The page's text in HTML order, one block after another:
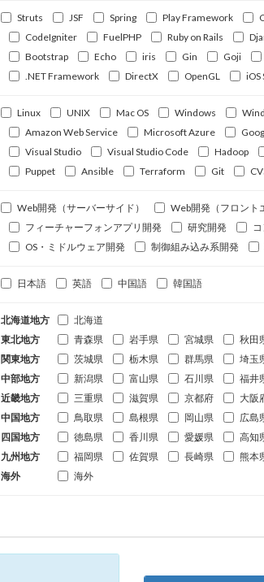
Struts JSF Spring Play Framework
CodeIgniter
FuelPHP Ruby on Rails
Bootstrap
Echo iris Gin Goji
.NET Framework
DirectX OpenGL iOS
Linux UNIX Mac OS Windows
Amazon Web Service
Microsoft Azure
Visual Studio
Visual Studio Code Hadoop
Puppet
Ansible Terraform Git
Web開発（サーバーサイド） Web開発（フロント
フィーチャーフォンアプリ開発
研究開発
OS・ミドルウェア開発
制御組み込み系開発
日本語 英語 中国語 韓国語
北海道地方
北海道
東北地方
青森県 岩手県 宮城県 秋田
関東地方
茨城県 栃木県 群馬県 埼玉
中部地方
新潟県 富山県 石川県 福井
近畿地方
三重県 滋賀県 京都府 大阪
中国地方
鳥取県 島根県 岡山県 広島
四国地方
徳島県 香川県 愛媛県
高知
九州地方
福岡県 佐賀県 長崎県 熊本
海外
海外